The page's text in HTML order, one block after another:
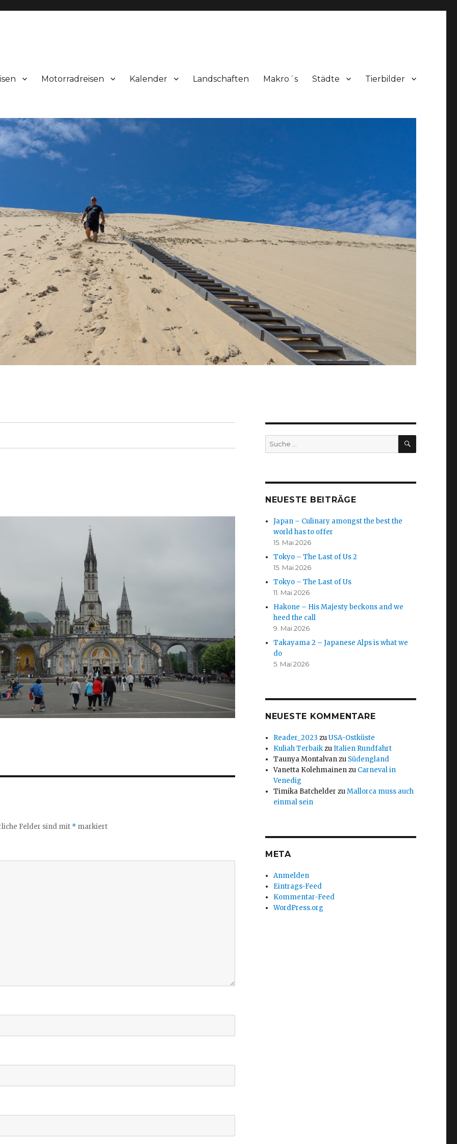
Motorradreisen Kalender Landschaften Makro´s Städte Tierbilder
Felder sind mit * markiert
Suche
nach:
SUCHEN
NEUESTE BEITRÄGE
Japan – Culinary amongst the best the
world has to offer
15. Mai 2026
Tokyo – The Last of Us 2
15. Mai 2026
Tokyo – The Last of Us
11. Mai 2026
Hakone – His Majesty beckons and we
heed the call
9. Mai 2026
Takayama 2 – Japanese Alps is what we
do
5. Mai 2026
NEUESTE KOMMENTARE
Reader_2023 zuUSA-Ostküste
Kuliah TerbaikzuItalien Rundfahrt
Taunya Montalvanzu Südengland
Vanetta Kolehmainenzu Carneval in
Venedig
Timika Batchelder zuMallorca muss auch
einmal sein
META
Anmelden
Eintrags-Feed
Kommentar-Feed
WordPress.org